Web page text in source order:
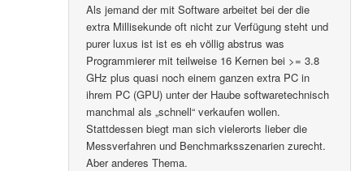
Als jemand der mit Software arbeitet bei der die
extra Millisekunde oft nicht zur Verfügung steht und
purer luxus ist ist es eh völlig abstrus was
Programmierer mit teilweise 16 Kernen bei >= 3.8
GHz plus quasi noch einem ganzen extra PC in
ihrem PC (GPU) unter der Haube softwaretechnisch
manchmal als „schnell“ verkaufen wollen.
Stattdessen biegt man sich vielerorts lieber die
Messverfahren und Benchmarksszenarien zurecht.
Aber anderes Thema.